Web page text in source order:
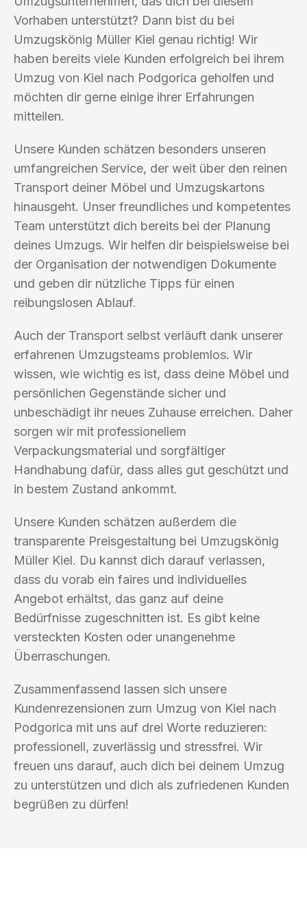
Vorhaben unterstützt? Dann bist du bei
Umzugskönig Müller Kiel genau richtig! Wir
haben bereits viele Kunden erfolgreich bei ihrem
Umzug von Kiel nach Podgorica geholfen und
möchten dir gerne einige ihrer Erfahrungen
mitteilen.
Unsere Kunden schätzen besonders unseren
umfangreichen Service, der weit über den reinen
Transport deiner Möbel und Umzugskartons
hinausgeht. Unser freundliches und kompetentes
Team unterstützt dich bereits bei der Planung
deines Umzugs. Wir helfen dir beispielsweise bei
der Organisation der notwendigen Dokumente
und geben dir nützliche Tipps für einen
reibungslosen Ablauf.
Auch der Transport selbst verläuft dank unserer
erfahrenen Umzugsteams problemlos. Wir
wissen, wie wichtig es ist, dass deine Möbel und
persönlichen Gegenstände sicher und
unbeschädigt ihr neues Zuhause erreichen. Daher
sorgen wir mit professionellem
Verpackungsmaterial und sorgfältiger
Handhabung dafür, dass alles gut geschützt und
in bestem Zustand ankommt.
Unsere Kunden schätzen außerdem die
transparente Preisgestaltung bei Umzugskönig
Müller Kiel. Du kannst dich darauf verlassen,
dass du vorab ein faires und individuelles
Angebot erhältst, das ganz auf deine
Bedürfnisse zugeschnitten ist. Es gibt keine
versteckten Kosten oder unangenehme
Überraschungen.
Zusammenfassend lassen sich unsere
Kundenrezensionen zum Umzug von Kiel nach
Podgorica mit uns auf drei Worte reduzieren:
professionell, zuverlässig und stressfrei. Wir
freuen uns darauf, auch dich bei deinem Umzug
zu unterstützen und dich als zufriedenen Kunden
begrüßen zu dürfen!